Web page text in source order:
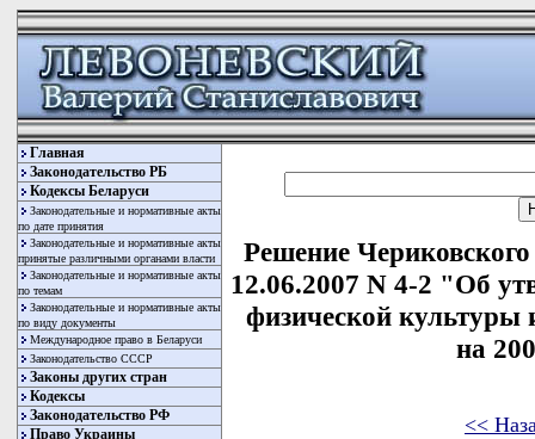
Главная
Законодательство РБ
Кодексы Беларуси
Законодательные и нормативные акты
по дате принятия
Законодательные и нормативные акты
принятые различными органами власти
Законодательные и нормативные акты
по темам
Законодательные и нормативные акты
по виду документы
Международное право в Беларуси
Законодательство СССР
Законы других стран
Кодексы
Законодательство РФ
Право Украины
Решение
12.06.2007 N 4-2 "Об
физической культуры
на
<<